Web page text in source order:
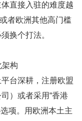
直接入驻的难度越
者欧洲其他高门槛
换个打法。
架构
台深耕， 注册欧盟
）或者采用“香港
项。用欧洲本土主